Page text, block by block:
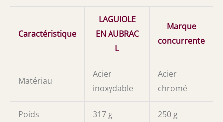
Caractéristique
LAGUIOLE
EN AUBRAC
L
Marque
concurrente
Matériau
Acier
inoxydable
Acier
chromé
Poids 317 g 250 g